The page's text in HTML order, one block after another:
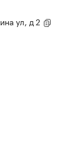
ул, д 2